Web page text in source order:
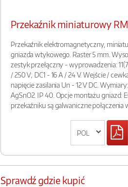
Przekaźnik miniaturowy
Przekaźnik elektromagnetyczny,
gniazda wtykowego. Raster 5 mm.
zestyk przełączny - wyprowadzenia:
/ 250 V; DC1 - 16 A / 24 V. Wejście /
napięcie zasilania Un - 12 V DC.
AgSnO2. IP 40. Opcje montażu gniazd:
przekaźniku są galwaniczne połączenia
Sprawdź gdzie kupić